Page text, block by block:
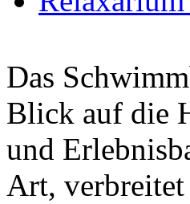
Das
Blick auf die
und
Art, verbreitet